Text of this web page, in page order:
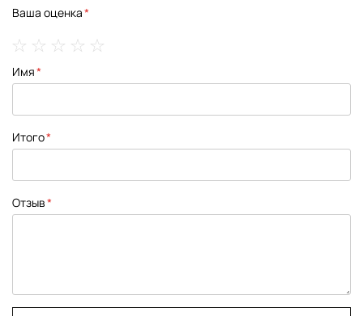
Ваша оценка
star
stars
stars
stars
stars
Имя
Итого
Отзыв